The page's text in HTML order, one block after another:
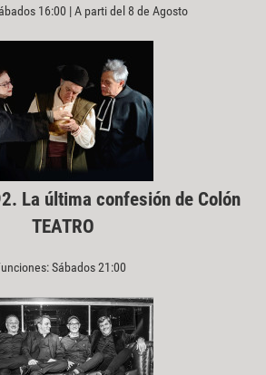
16:00 | A parti del 8 de Agosto
La última confesión de Colón
TEATRO
Sábados 21:00